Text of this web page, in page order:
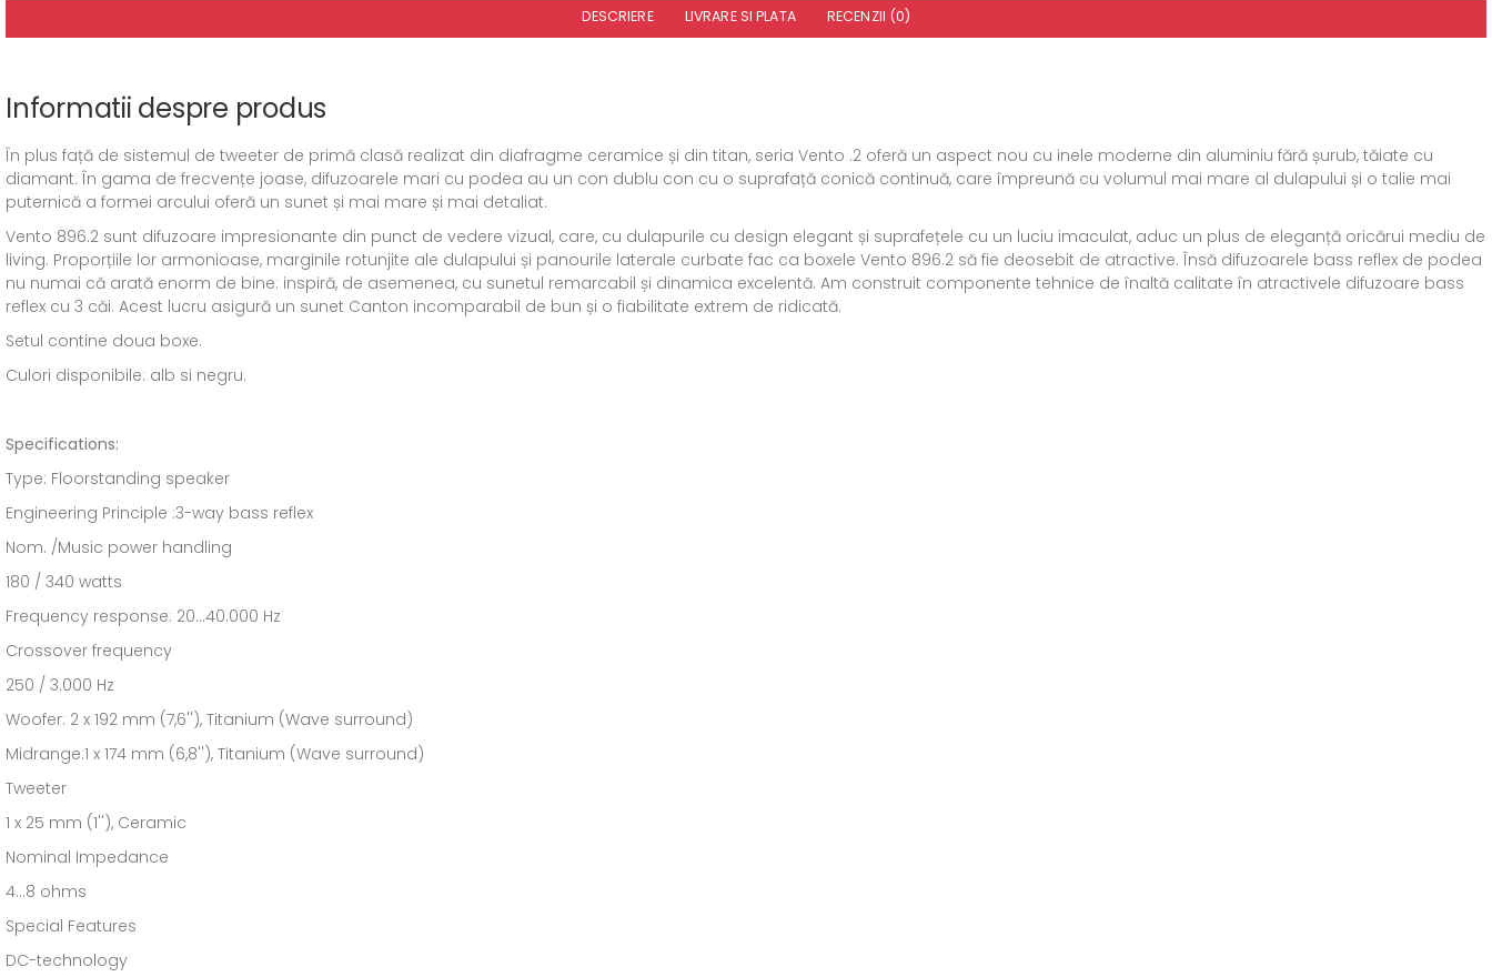
DESCRIERE LIVRARE SI PLATA RECENZII (0)
Informatii despre produs
În plus față de sistemul de tweeter de primă clasă realizat din diafragme ceramice și din titan, seria Vento .2 oferă un aspect nou cu inele moderne din aluminiu fără șurub, tăiate cu
diamant. În gama de frecvențe joase, difuzoarele mari cu podea au un con dublu con cu o suprafață conică continuă, care împreună cu volumul mai mare al dulapului și o talie mai
puternică a formei arcului oferă un sunet și mai mare și mai detaliat.
Vento 896.2 sunt difuzoare impresionante din punct de vedere vizual, care, cu dulapurile cu design elegant și suprafețele cu un luciu imaculat, aduc un plus de eleganță oricărui mediu de
living. Proporțiile lor armonioase, marginile rotunjite ale dulapului și panourile laterale curbate fac ca boxele Vento 896.2 să fie deosebit de atractive. Însă difuzoarele bass reflex de podea
nu numai că arată enorm de bine: inspiră, de asemenea, cu sunetul remarcabil și dinamica excelentă. Am construit componente tehnice de înaltă calitate în atractivele difuzoare bass
reflex cu 3 căi. Acest lucru asigură un sunet Canton incomparabil de bun și o fiabilitate extrem de ridicată.
Setul contine doua boxe.
Culori disponibile: alb si negru.
Specifications:
Type: Floorstanding speaker
Engineering Principle :3-way bass reflex
Nom. /Music power handling
180 / 340 watts
Frequency response: 20...40.000 Hz
Crossover frequency
250 / 3.000 Hz
Woofer: 2 x 192 mm (7,6''), Titanium (Wave surround)
Midrange:1 x 174 mm (6,8''), Titanium (Wave surround)
Tweeter
1 x 25 mm (1''), Ceramic
Nominal Impedance
4...8 ohms
Special Features
DC-technology